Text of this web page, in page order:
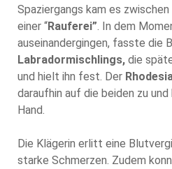
Spaziergangs kam es
einer “Rauferei” . In dem
auseinandergingen, fasste die
Labradormischlings, die
und hielt ihn fest. Der
daraufhin auf die beiden zu und
Hand.
Die Klägerin erlitt eine
starke Schmerzen. Zudem